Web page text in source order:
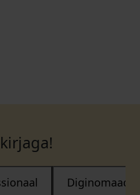
Diginomaad